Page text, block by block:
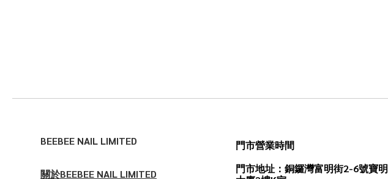
BEEBEE NAIL LIMITED
關於BEEBEE NAIL LIMITED
門市營業時間
門市地址：銅鑼灣富明街2-6號寶明